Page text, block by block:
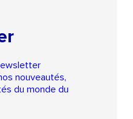
nouveautés,
du monde du